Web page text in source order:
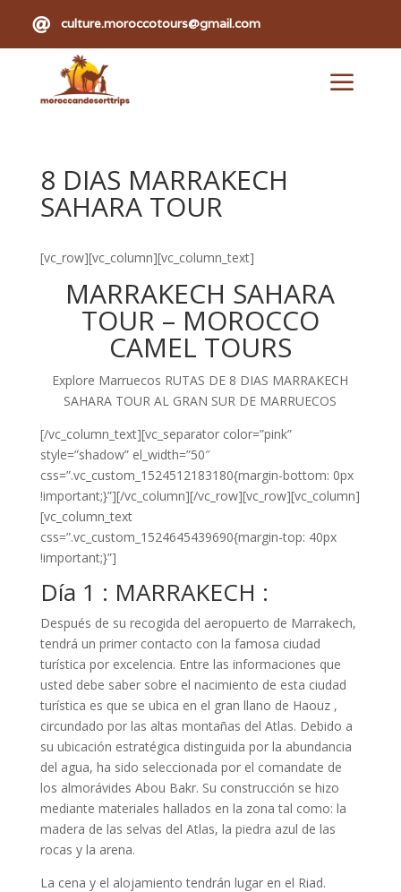
 culture.moroccotours@gmail.com
a
8 DIAS MARRAKECH
SAHARA TOUR
[vc_row][vc_column][vc_column_text]
MARRAKECH SAHARA
TOUR – MOROCCO
CAMEL TOURS
Explore Marruecos RUTAS DE 8 DIAS MARRAKECH
SAHARA TOUR AL GRAN SUR DE MARRUECOS
[/vc_column_text][vc_separator color=”pink”
style=”shadow” el_width=”50″
css=”.vc_custom_1524512183180{margin-bottom: 0px
!important;}”][/vc_column][/vc_row][vc_row][vc_column]
[vc_column_text
css=”.vc_custom_1524645439690{margin-top: 40px
!important;}”]
Día 1 : MARRAKECH :
Después de su recogida del aeropuerto de Marrakech,
tendrá un primer contacto con la famosa ciudad
turística por excelencia. Entre las informaciones que
usted debe saber sobre el nacimiento de esta ciudad
turística es que se ubica en el gran llano de Haouz ,
circundado por las altas montañas del Atlas. Debido a
su ubicación estratégica distinguida por la abundancia
del agua, ha sido seleccionada por el comandate de
los almorávides Abou Bakr. Su construcción se hizo
mediante materiales hallados en la zona tal como: la
madera de las selvas del Atlas, la piedra azul de las
rocas y la arena.
La cena y el alojamiento tendrán lugar en el Riad.